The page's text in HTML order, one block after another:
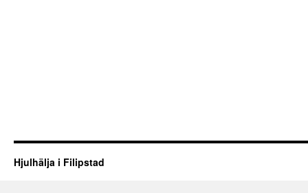
Hjulhälja i Filipstad